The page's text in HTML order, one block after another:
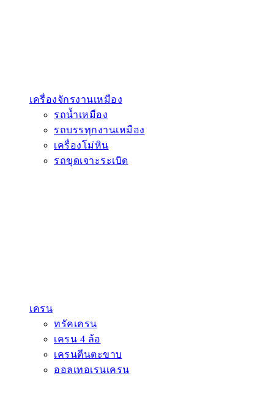
เครื่องจักรงานเหมือง
รถน้ำเหมือง
รถบรรทุกงานเหมือง
เครื่องโม่หิน
รถขุดเจาะระเบิด
เครน
ทรัคเครน
เครน 4 ล้อ
เครนตีนตะขาบ
ออลเทอเรนเครน